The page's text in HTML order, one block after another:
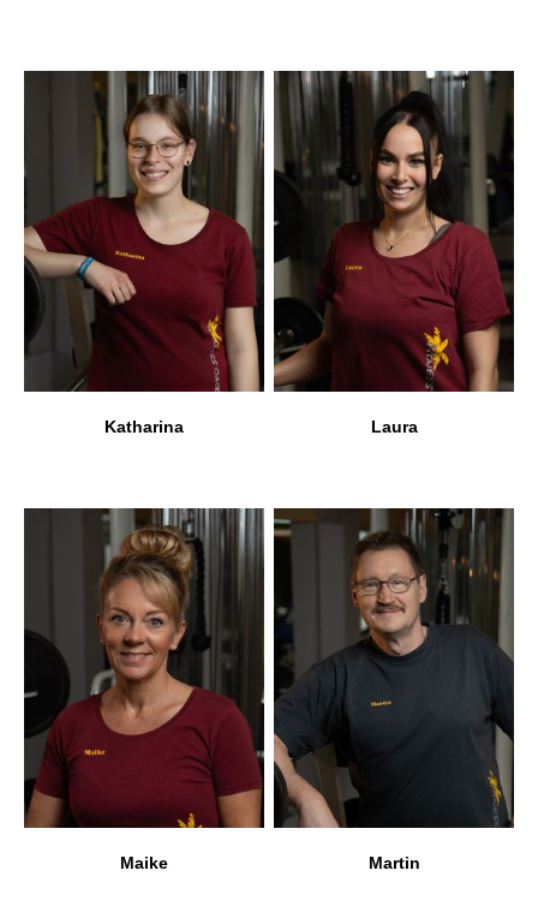
Katharina Laura
Maike Martin